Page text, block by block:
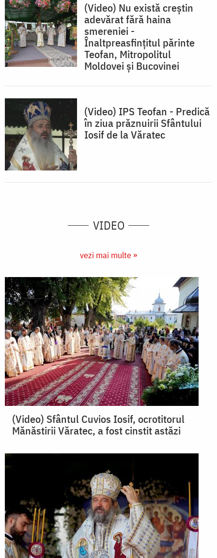
(Video) Nu există creștin
adevărat fără haina
smereniei -
Înaltpreasfințitul părinte
Teofan, Mitropolitul
Moldovei și Bucovinei
(Video) IPS Teofan - Predică
în ziua prăznuirii Sfântului
Iosif de la Văratec
VIDEO
vezi mai multe »
(Video) Sfântul Cuvios Iosif, ocrotitorul
Mănăstirii Văratec, a fost cinstit astăzi